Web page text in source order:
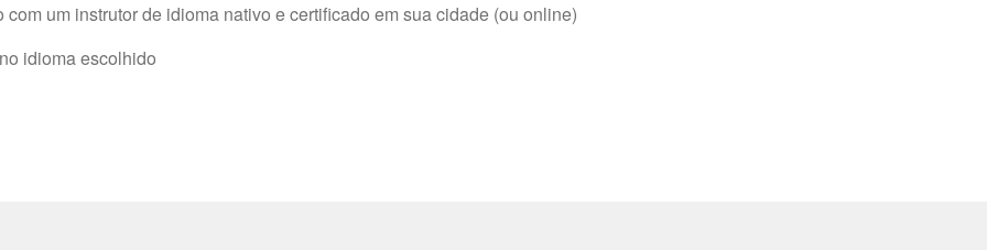
com um instrutor de idioma nativo e certificado em sua cidade (ou online)
idioma escolhido